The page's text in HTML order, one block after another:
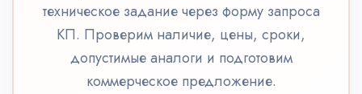
техническое задание через форму запроса
КП. Проверим наличие, цены, сроки,
допустимые аналоги и подготовим
коммерческое предложение.